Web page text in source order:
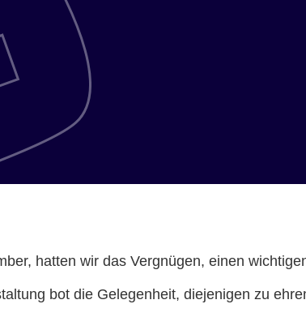
hatten wir das Vergnügen, einen
bot die Gelegenheit, diejenigen zu